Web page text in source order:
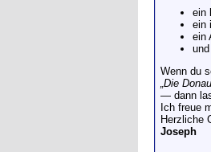
ein
ein
ein
Wenn du
„Die
— dann
Ich freue
Herzliche
Joseph